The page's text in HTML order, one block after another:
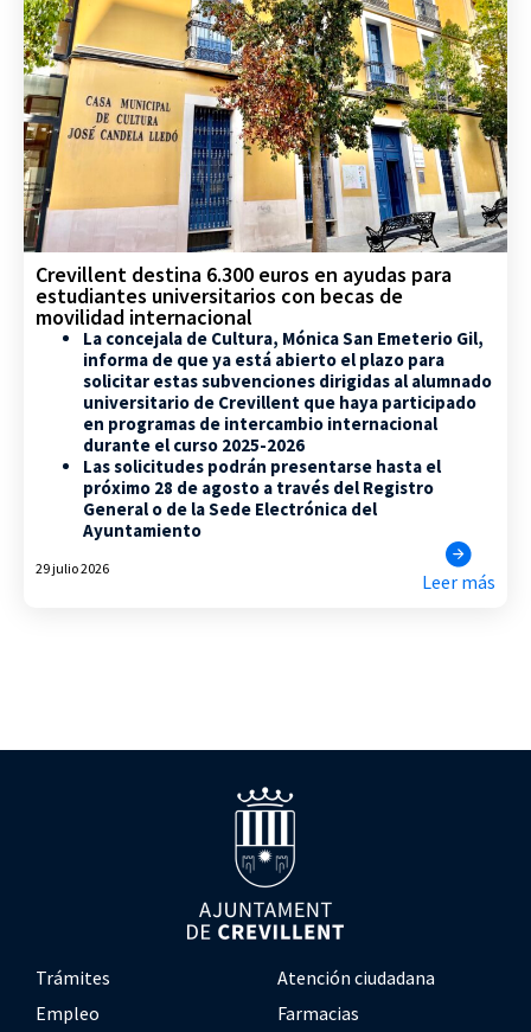
Crevillent destina 6.300 euros en ayudas para
estudiantes universitarios con becas de
movilidad internacional
La concejala de Cultura, Mónica San Emeterio Gil,
informa de que ya está abierto el plazo para
solicitar estas subvenciones dirigidas al alumnado
universitario de Crevillent que haya participado
en programas de intercambio internacional
durante el curso 2025-2026
Las solicitudes podrán presentarse hasta el
próximo 28 de agosto a través del Registro
General o de la Sede Electrónica del
Ayuntamiento
29 julio 2026
Leer más
Trámites
Atención ciudadana
Empleo
Farmacias